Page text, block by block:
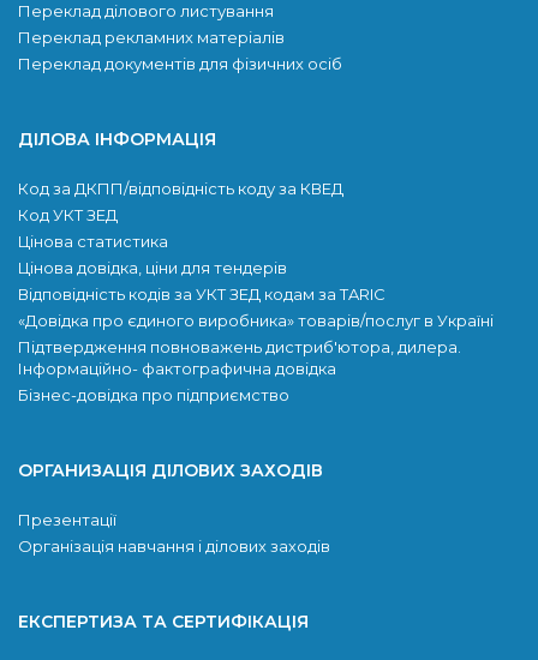
Переклад ділового листування
Переклад рекламних матеріалів
Переклад документів для фізичних осіб
ДІЛОВА ІНФОРМАЦІЯ
Код за ДКПП/відповідність коду за КВЕД
Код УКТ ЗЕД
Цінова статистика
Цінова довідка, ціни для тендерів
Відповідність кодів за УКТ ЗЕД кодам за TARIC
«Довідка про єдиного виробника» товарів/послуг в Україні
Підтвердження повноважень дистриб'ютора, дилера.
Інформаційно- фактографична довідка
Бізнес-довідка про підприємство
ОРГАНИЗАЦІЯ ДІЛОВИХ ЗАХОДІВ
Презентації
Організація навчання і ділових заходів
ЕКСПЕРТИЗА ТА СЕРТИФІКАЦІЯ